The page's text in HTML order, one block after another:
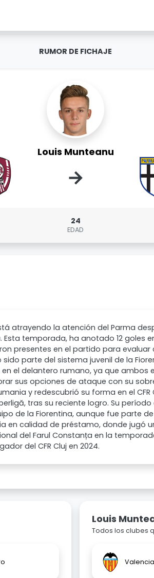
RUMOR DE FICHAJE
Louis Munteanu
→
24
EDAD
atrayendo la atención del Parma
Esta temporada, ha anotado 12 goles
presentes en el partido para
sido parte del sistema juvenil de la
el delantero rumano, ya que ambos
sus opciones de ataque con su
y redescubrió su forma en el
tras su reciente logro. Su
de la Fiorentina, aunque fue parte
en calidad de préstamo, donde jugó
del Farul Constanța en la
del CFR Cluj en 2024.
Louis
Todos los clubes
Valencia